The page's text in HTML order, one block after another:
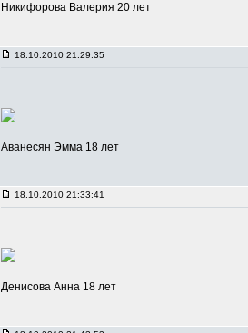
Никифорова Валерия 20 лет
18.10.2010 21:29:35
Аванесян Эмма 18 лет
18.10.2010 21:33:41
Денисова Анна 18 лет